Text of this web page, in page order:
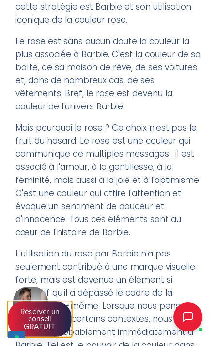
cette stratégie est Barbie et son utilisation
iconique de la couleur rose.
Le rose est sans aucun doute la couleur la
plus associée à Barbie. C'est la couleur de sa
boîte, de sa maison de rêve, de ses voitures
et, dans de nombreux cas, de ses
vêtements. Bref, le rose est devenu la
couleur de l'univers Barbie.
Mais pourquoi le rose ? Ce choix n'est pas le
fruit du hasard. Le rose est une couleur qui
communique de multiples messages : il est
associé à l'amour, à la gentillesse, à la
féminité, mais aussi à la joie et à l'optimisme.
C'est une couleur qui attire l'attention et
évoque un sentiment de douceur et
d'innocence. Tous ces éléments sont au
cœur de l'histoire de Barbie.
L'utilisation du rose par Barbie n'a pas
seulement contribué à une marque visuelle
forte, mais est devenue un élément si
distinctif qu'il a dépassé le cadre de la
marque elle-même. Lorsque nous pensons
au rose dans certains contextes, nous
pensons probablement immédiatement à
Réserver un
conseil
GRATUIT